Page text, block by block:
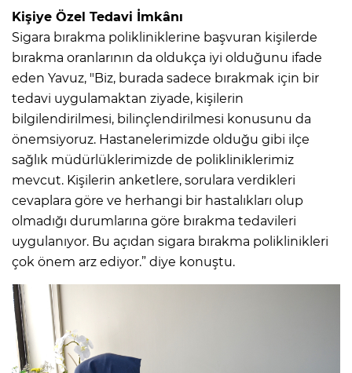
Kişiye Özel Tedavi İmkânı
Sigara bırakma polikliniklerine başvuran kişilerde
bırakma oranlarının da oldukça iyi olduğunu ifade
eden Yavuz, "Biz, burada sadece bırakmak için bir
tedavi uygulamaktan ziyade, kişilerin
bilgilendirilmesi, bilinçlendirilmesi konusunu da
önemsiyoruz. Hastanelerimizde olduğu gibi ilçe
sağlık müdürlüklerimizde de polikliniklerimiz
mevcut. Kişilerin anketlere, sorulara verdikleri
cevaplara göre ve herhangi bir hastalıkları olup
olmadığı durumlarına göre bırakma tedavileri
uygulanıyor. Bu açıdan sigara bırakma poliklinikleri
çok önem arz ediyor.” diye konuştu.